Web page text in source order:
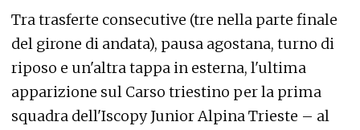
Tra trasferte consecutive (tre nella parte finale
del girone di andata), pausa agostana, turno di
riposo e un'altra tappa in esterna, l'ultima
apparizione sul Carso triestino per la prima
squadra dell'Iscopy Junior Alpina Trieste – al